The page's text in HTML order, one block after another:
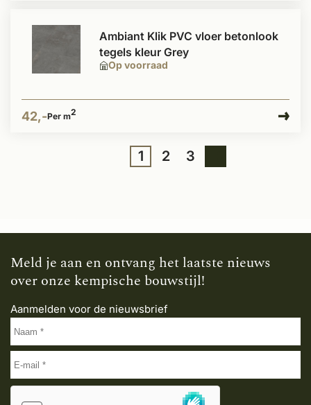
Op voorraad
Ambiant Klik PVC vloer betonlook
tegels kleur Grey
42,-Per m2
1 2 3
Meld je aan en ontvang het laatste nieuws
over onze kempische bouwstijl!
Aanmelden voor de nieuwsbrief